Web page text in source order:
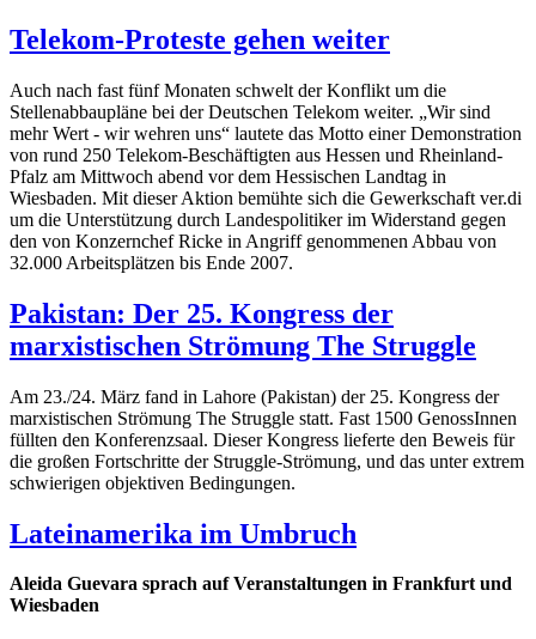
Telekom-Proteste gehen weiter
Auch nach fast fünf Monaten schwelt der Konflikt um die
Stellenabbaupläne bei der Deutschen Telekom weiter. „Wir sind
mehr Wert - wir wehren uns“ lautete das Motto einer Demonstration
von rund 250 Telekom-Beschäftigten aus Hessen und Rheinland-
Pfalz am Mittwoch abend vor dem Hessischen Landtag in
Wiesbaden. Mit dieser Aktion bemühte sich die Gewerkschaft ver.di
um die Unterstützung durch Landespolitiker im Widerstand gegen
den von Konzernchef Ricke in Angriff genommenen Abbau von
32.000 Arbeitsplätzen bis Ende 2007.
Pakistan: Der 25. Kongress der
marxistischen Strömung The Struggle
Am 23./24. März fand in Lahore (Pakistan) der 25. Kongress der
marxistischen Strömung The Struggle statt. Fast 1500 GenossInnen
füllten den Konferenzsaal. Dieser Kongress lieferte den Beweis für
die großen Fortschritte der Struggle-Strömung, und das unter extrem
schwierigen objektiven Bedingungen.
Lateinamerika im Umbruch
Aleida Guevara sprach auf Veranstaltungen in Frankfurt und
Wiesbaden